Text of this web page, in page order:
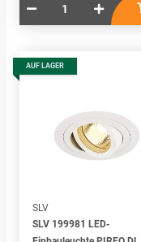
AUF LAGER
SLV
SLV 199981 LED-